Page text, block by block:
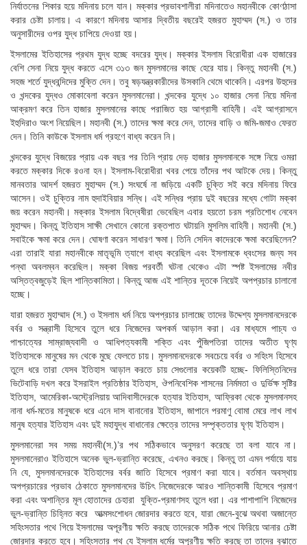
নির্যাতনের শিকার হয়ে মদিনায় চলে যান। মক্কার প্রভাবশালীরা মদিনাতেও মহানবীকে কোণঠাসা
করার চেষ্টা চালায়। এ কারণে মদিনায় আসার দ্বিতীয় বছরেই হজরত মুহাম্মদ (স.) ও তার
অনুসারীদের ওপর যুদ্ধ চাপিয়ে দেওয়া হয়।
ইসলামের ইতিহাসের প্রথম যুদ্ধ হচ্ছে বদরের যুদ্ধ। মক্কার ইসলাম বিরোধীরা এক হাজারের
বেশি সেনা নিয়ে যুদ্ধ করতে এসে ৩১৩ জন মুসলমানের কাছে হেরে যায়। কিন্তু মহানবী (স.)
সহজ শর্তে যুদ্ধবন্দিদের মুক্তি দেন। তবু ষড়যন্ত্রকারীদের উসকানি থেমে থাকেনি। এরপর উহুদের
ও খন্দকের যুদ্ধও মোকাবেলা করেন মুসলমানেরা। খন্দকের যুদ্ধে ১০ হাজার সেনা নিয়ে মদিনা
আক্রমণ করে তিন হাজার মুসলমানের কাছে পরাজিত হয় আগ্রাসী বাহিনী। এই আগ্রাসনে
ইহুদিরাও অংশ নিয়েছিল। মহানবী (স.) তাদের ক্ষমা করে দেন, তাদের বাড়ি ও জমি-জমাও ফেরত
দেন। তিনি কাউকে ইসলাম ধর্ম গ্রহণে বাধ্য করেন নি।
খন্দকের যুদ্ধে বিজয়ের প্রায় এক বছর পর তিনি প্রায় দেড় হাজার মুসলমানকে সঙ্গে নিয়ে ওমরা
করতে মক্কার দিকে রওনা হন। ইসলাম-বিরোধীরা খবর পেয়ে তাঁদের পথ আটকে দেয়। কিন্তু
মানবতার আদর্শ হজরত মুহাম্মদ (স.) সংঘর্ষে না জড়িয়ে একটি চুক্তি সই করে মদিনায় ফিরে
আসেন। ওই চুক্তির নাম হুদাইবিয়ার সন্ধি। এই সন্ধির প্রায় দুই বছরের মধ্যে গোটা মক্কা
জয় করেন মহানবী। মক্কার ইসলাম বিদ্বেষীরা ভেবেছিল এবার হয়তো চরম প্রতিশোধ নেবেন
মুহাম্মদ। কিন্তু ইতিহাস সাক্ষী সেখানে কোনো রক্তপাত ঘটায়নি মুসলিম বাহিনী। মহানবী (স.)
সবাইকে ক্ষমা করে দেন। ঘোষণা করেন সাধারণ ক্ষমা। তিনি সেদিন কাদেরকে ক্ষমা করেছিলেন?
এরা তারাই যারা মহানবীকে মাতৃভূমি ত্যাগে বাধ্য করেছিল এবং ইসলামকে ধ্বংসের জন্য সব
পন্থা অবলম্বন করেছিল। মক্কা বিজয় পরবর্তী ঘটনা থেকেও এটা স্পষ্ট ইসলামের নবীর
অস্তিত্বজুড়েই ছিল শান্তিকামিতা। কিন্তু আজ এই শান্তির দূতকে নিয়েই অপপ্রচার চালানো
হচ্ছে।
যারা হজরত মুহাম্মাদ (স.) ও ইসলাম ধর্ম নিয়ে অপপ্রচার চালাচ্ছে তাদের উদ্দেশ্য মুসলমানদেরকে
বর্বর ও সন্ত্রাসী হিসেবে তুলে ধরে নিজেদের অপকর্ম আড়াল করা। এর মাধ্যমে পাচ্য ও
পাশ্চাত্যের সাম্রাজ্যবাদী ও আধিপত্যকামী শক্তি এবং পুঁজিপতিরা তাদের অতীত ঘৃণ্য
ইতিহাসকে মানুষের মন থেকে মুছে ফেলতে চায়। মুসলমানদেরকে সবচেয়ে বর্বর ও সহিংস হিসেবে
তুলে ধরে তারা যেসব ইতিহাস আড়াল করতে চায় সেগুলোর কয়েকটি হচ্ছে- ফিলিস্তিনিদের
ভিটেবাড়ি দখল করে ইসরাইল প্রতিষ্ঠার ইতিহাস, ঔপনিবেশিক শাসনের নির্মমতা ও দুর্ভিক্ষ সৃষ্টির
ইতিহাস, আমেরিকা-অস্ট্রেলিয়ায় আদিবাসীদেরকে হত্যার ইতিহাস, আফ্রিকা থেকে মুসলমানসহ
নানা ধর্ম-মতের মানুষকে ধরে এনে দাস বানানোর ইতিহাস, জাপানে পরমাণু বোমা মেরে লাখ লাখ
মানুষ হত্যার ইতিহাস এবং দুই মহাযুদ্ধ বাধানোর ক্ষেত্রে তাদের সম্পৃক্ততার ঘৃণ্য ইতিহাস।
মুসলমানেরা সব সময় মহানবী(স.)’র পথ সঠিকভাবে অনুসরণ করেছে তা বলা যাবে না।
মুসলমানেরাও ইতিহাসে অনেক ভুল-ভ্রান্তি করেছে, এখনও করছে। কিন্তু তা এমন পর্যায়ে যায়
নি যে, মুসলমানদেরকে ইতিহাসের বর্বর জাতি হিসেবে প্রমাণ করা যাবে। বর্তমান অবস্থায়
অপপ্রচারের প্রভাব ঠেকাতে মুসলমানদের উচিৎ নিজেদেরকে আরও শান্তিকামী হিসেবে প্রমাণ
করা এবং অশান্তির মূল হোতাদের চেহারা যুক্তি-প্রমাণসহ তুলে ধরা। এর পাশাপাশি নিজেদের
ভুল-ভ্রান্তি চিহ্নিত করে আত্মসংশোধন জোরদার করতে হবে, যারা জেনে-বুঝে অথবা অজান্তে
সহিংসতার পথে গিয়ে ইসলামের অপূরণীয় ক্ষতি করছে তাদেরকে সঠিক পথে ফিরিয়ে আনার চেষ্টা
জোরদার করতে হবে। সহিংসতার পথ যে ইসলাম ধর্মের অপূরণীয় ক্ষতি করছে তা তাদের বুঝাতে